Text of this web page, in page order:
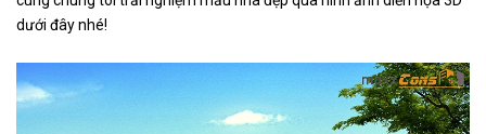
dưới đây nhé!